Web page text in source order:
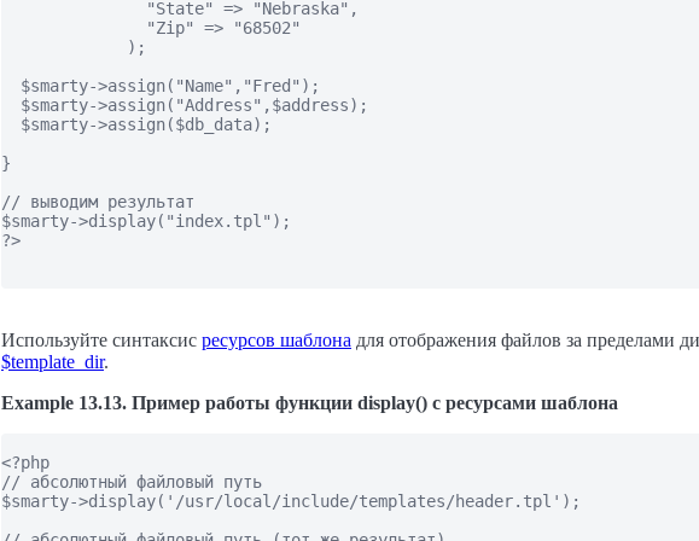
               "State" => "Nebraska",
               "Zip" => "68502"
             );
  $smarty->assign("Name","Fred");
  $smarty->assign("Address",$address);
  $smarty->assign($db_data);
}
// выводим результат
$smarty->display("index.tpl");
?>
Используйте синтаксис ресурсов шаблона для отображения файлов за пределами
$template_dir.
Example 13.13. Пример работы функции display() с ресурсами шаблона
<?php
// абсолютный файловый путь
$smarty->display('/usr/local/include/templates/header.tpl');